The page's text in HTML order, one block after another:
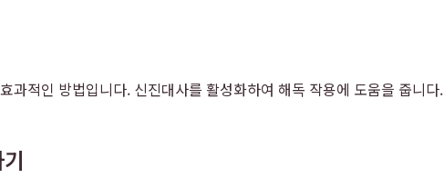
과적인 방법입니다. 신진대사를 활성화하여 해독 작용에 도움을 줍니다.